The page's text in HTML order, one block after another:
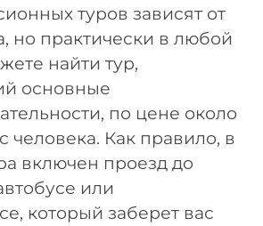
туров зависят от
но практически в любой
найти тур,
основные
по цене около
человека. Как правило, в
включен проезд до
или
который заберет вас